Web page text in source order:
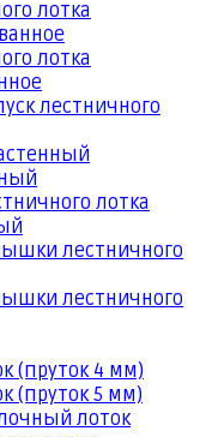
лотка
лотка
лестничного
лотка
лестничного
лестничного
(пруток 4 мм)
(пруток 5 мм)
лоток